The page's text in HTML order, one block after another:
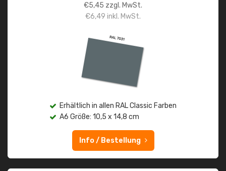
€5,45 zzgl. MwSt.
€6,49 inkl. MwSt.
Erhältlich in allen RAL Classic Farben
A6 Größe: 10,5 x 14,8 cm
Info / Bestellung